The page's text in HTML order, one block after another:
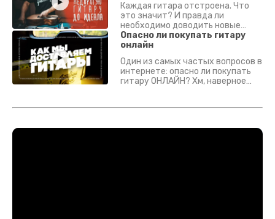
Каждая гитара отстроена. Что
это значит? И правда ли
необходимо доводить новые
гитары? Если кратко - да.
Подробно - в видео :)
Опасно ли покупать гитару
онлайн
Один из самых частых вопросов в
интернете: опасно ли покупать
гитару ОНЛАЙН? Хм, наверное
застрахован. Случись что -